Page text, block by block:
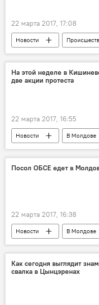
22 марта 2017, 17:08
Новости
теракт в Лондоне
На этой неделе в
две акции протеста
22 марта 2017, 16:55
Новости В Молдове
Кишинев
протест
Посол ОБСЕ едет в
22 марта 2017, 16:38
Новости В Молдове
Приднестровье
Австрия
Вольф
Как сегодня выглядит
свалка в Цынцэренах